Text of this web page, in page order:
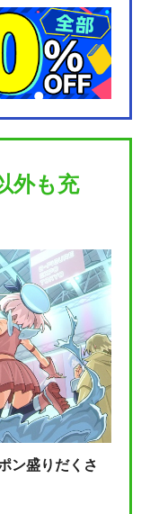
外も充
ン盛りだくさ